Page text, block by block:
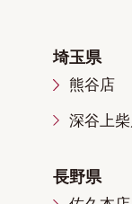
埼玉県
熊谷店
深谷上
長野県